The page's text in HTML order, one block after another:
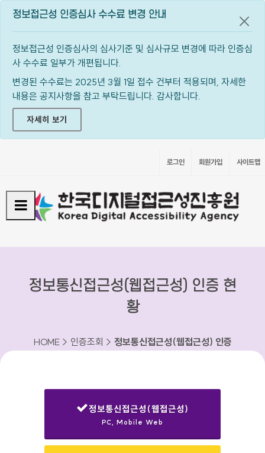
정보접근성 인증심사 수수료 변경 안내
정보접근성 인증심사의 심사기준 및 심사규모 변경에 따라 인증심
사 수수료 일부가 개편됩니다.
변경된 수수료는 2025년 3월 1일 접수 건부터 적용되며, 자세한
내용은 공지사항을 참고 부탁드립니다. 감사합니다.
자세히 보기
공지
로그인 회원가입 사이트맵
정보통신접근성(웹접근성) 인증 현
황
HOME > 인증조회 > 정보통신접근성(웹접근성) 인증
정보통신접근성(웹접근성)
PC, Mobile Web